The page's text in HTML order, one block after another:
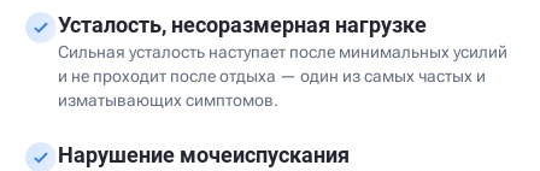
Усталость, несоразмерная нагрузке
Сильная усталость наступает после минимальных усилий
и не проходит после отдыха — один из самых частых и
изматывающих симптомов.
Нарушение мочеиспускания